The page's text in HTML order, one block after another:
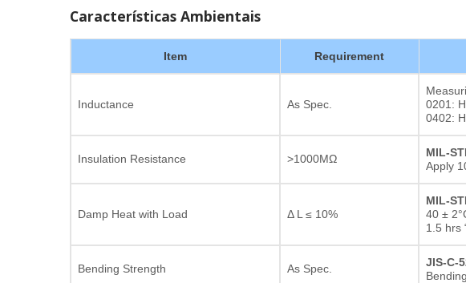
Características Ambientais
Item Requirement
Inductance As Spec.
0201:
0402:
Insulation Resistance >1000MΩ
MIL-
Apply
Damp Heat with Load Δ L ≤ 10%
MIL-
40 ±
1.5 hrs
Bending Strength As Spec.
JIS-C-